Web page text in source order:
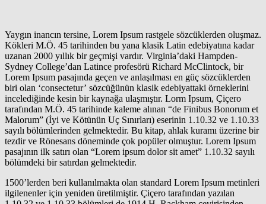
Yaygın inancın tersine, Lorem Ipsum rastgele sözcüklerden oluşmaz.
Kökleri M.Ö. 45 tarihinden bu yana klasik Latin edebiyatına kadar
uzanan 2000 yıllık bir geçmişi vardır. Virginia’daki Hampden-
Sydney College’dan Latince profesörü Richard McClintock, bir
Lorem Ipsum pasajında geçen ve anlaşılması en güç sözcüklerden
biri olan ‘consectetur’ sözcüğünün klasik edebiyattaki örneklerini
incelediğinde kesin bir kaynağa ulaşmıştır. Lorm Ipsum, Çiçero
tarafından M.Ö. 45 tarihinde kaleme alınan “de Finibus Bonorum et
Malorum” (İyi ve Kötünün Uç Sınırları) eserinin 1.10.32 ve 1.10.33
sayılı bölümlerinden gelmektedir. Bu kitap, ahlak kuramı üzerine bir
tezdir ve Rönesans döneminde çok popüler olmuştur. Lorem Ipsum
pasajının ilk satırı olan “Lorem ipsum dolor sit amet” 1.10.32 sayılı
bölümdeki bir satırdan gelmektedir.
1500’lerden beri kullanılmakta olan standard Lorem Ipsum metinleri
ilgilenenler için yeniden üretilmiştir. Çiçero tarafından yazılan